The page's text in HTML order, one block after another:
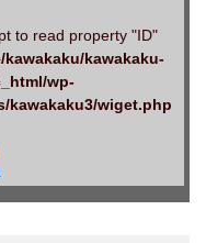
to read property "ID"
kawakaku/kawakaku-
wp-
kawakaku3/wiget.php